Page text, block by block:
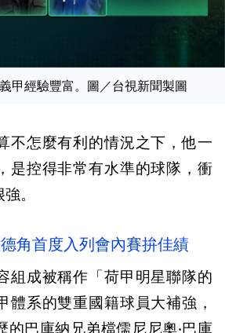
甲經驗豐富。圖／台視新聞製圖
不怎麼有利的情況之下，他一
是控得非常有水準的球隊，衝
。
角首度入列會內賽拚佳績
組成被稱作「荷甲明星聯隊的
體系的雙重國籍球員大補強，
的巴庫納兄弟檔儒尼尼奧‧巴庫